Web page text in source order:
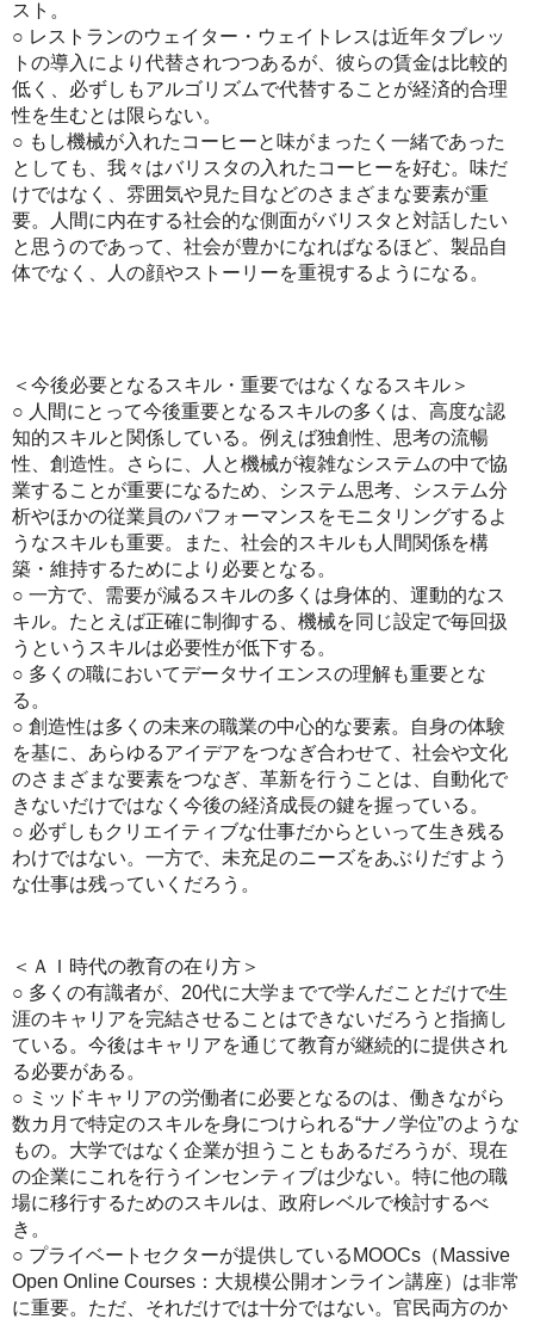
スト。
○ レストランのウェイター・ウェイトレスは近年タブレッ
トの導入により代替されつつあるが、彼らの賃金は比較的
低く、必ずしもアルゴリズムで代替することが経済的合理
性を生むとは限らない。
○ もし機械が入れたコーヒーと味がまったく一緒であった
としても、我々はバリスタの入れたコーヒーを好む。味だ
けではなく、雰囲気や見た目などのさまざまな要素が重
要。人間に内在する社会的な側面がバリスタと対話したい
と思うのであって、社会が豊かになればなるほど、製品自
体でなく、人の顔やストーリーを重視するようになる。
＜今後必要となるスキル・重要ではなくなるスキル＞
○ 人間にとって今後重要となるスキルの多くは、高度な認
知的スキルと関係している。例えば独創性、思考の流暢
性、創造性。さらに、人と機械が複雑なシステムの中で協
業することが重要になるため、システム思考、システム分
析やほかの従業員のパフォーマンスをモニタリングするよ
うなスキルも重要。また、社会的スキルも人間関係を構
築・維持するためにより必要となる。
○ 一方で、需要が減るスキルの多くは身体的、運動的なス
キル。たとえば正確に制御する、機械を同じ設定で毎回扱
うというスキルは必要性が低下する。
○ 多くの職においてデータサイエンスの理解も重要とな
る。
○ 創造性は多くの未来の職業の中心的な要素。自身の体験
を基に、あらゆるアイデアをつなぎ合わせて、社会や文化
のさまざまな要素をつなぎ、革新を行うことは、自動化で
きないだけではなく今後の経済成長の鍵を握っている。
○ 必ずしもクリエイティブな仕事だからといって生き残る
わけではない。一方で、未充足のニーズをあぶりだすよう
な仕事は残っていくだろう。
＜ＡＩ時代の教育の在り方＞
○ 多くの有識者が、20代に大学までで学んだことだけで生
涯のキャリアを完結させることはできないだろうと指摘し
ている。今後はキャリアを通じて教育が継続的に提供され
る必要がある。
○ ミッドキャリアの労働者に必要となるのは、働きながら
数カ月で特定のスキルを身につけられる“ナノ学位”のような
もの。大学ではなく企業が担うこともあるだろうが、現在
の企業にこれを行うインセンティブは少ない。特に他の職
場に移行するためのスキルは、政府レベルで検討するべ
き。
○ プライベートセクターが提供しているMOOCs（Massive
Open Online Courses：大規模公開オンライン講座）は非常
に重要。ただ、それだけでは十分ではない。官民両方のか